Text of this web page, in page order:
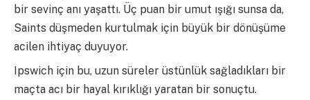
bir sevinç anı yaşattı. Üç puan bir umut ışığı sunsa da,
Saints düşmeden kurtulmak için büyük bir dönüşüme
acilen ihtiyaç duyuyor.
Ipswich için bu, uzun süreler üstünlük sağladıkları bir
maçta acı bir hayal kırıklığı yaratan bir sonuçtu.